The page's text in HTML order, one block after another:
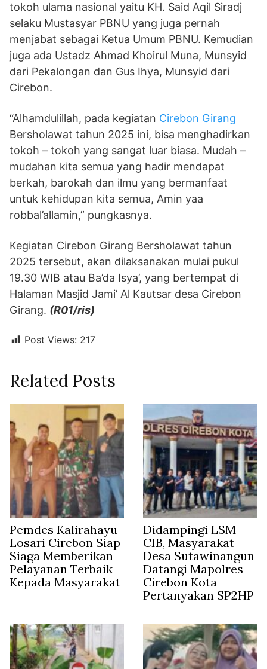
tokoh ulama nasional yaitu KH. Said Aqil Siradj
selaku Mustasyar PBNU yang juga pernah
menjabat sebagai Ketua Umum PBNU. Kemudian
juga ada Ustadz Ahmad Khoirul Muna, Munsyid
dari Pekalongan dan Gus Ihya, Munsyid dari
Cirebon.
“Alhamdulillah, pada kegiatan Cirebon Girang
Bersholawat tahun 2025 ini, bisa menghadirkan
tokoh – tokoh yang sangat luar biasa. Mudah –
mudahan kita semua yang hadir mendapat
berkah, barokah dan ilmu yang bermanfaat
untuk kehidupan kita semua, Amin yaa
robbal’allamin,” pungkasnya.
Kegiatan Cirebon Girang Bersholawat tahun
2025 tersebut, akan dilaksanakan mulai pukul
19.30 WIB atau Ba’da Isya’, yang bertempat di
Halaman Masjid Jami’ Al Kautsar desa Cirebon
Girang. (R01/ris)
Post Views: 217
Related Posts
Pemdes Kalirahayu
Losari Cirebon Siap
Siaga Memberikan
Pelayanan Terbaik
Kepada Masyarakat
Didampingi LSM
CIB, Masyarakat
Desa Sutawinangun
Datangi Mapolres
Cirebon Kota
Pertanyakan SP2HP